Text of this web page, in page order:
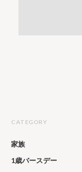
CATEGORY
家族
1歳バースデー